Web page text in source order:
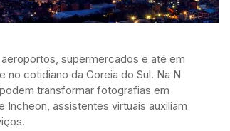
supermercados e até em
no cotidiano da Coreia do Sul. Na N
transformar fotografias em
assistentes virtuais auxiliam